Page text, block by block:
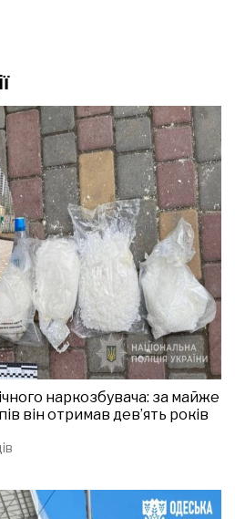
наркозбувача: за майже
він отримав дев’ять років